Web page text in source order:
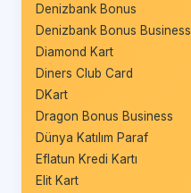
Denizbank Bonus
Denizbank Bonus Business
Diamond Kart
Diners Club Card
DKart
Dragon Bonus Business
Dünya Katılım Paraf
Eflatun Kredi Kartı
Elit Kart